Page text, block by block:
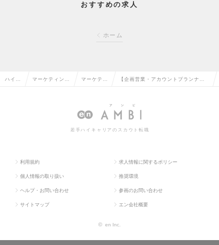
おすすめの求人
ホーム
ハイク マーケティン マーケティ
企画の転職
【企画営業・アカウントプランナ
ングの企画～戦略をお任せ！の求人
若手ハイキャリアのスカウト転職
利用規約 求人情報に関するポリシー
個人情報の取り扱い 推奨環境
ヘルプ・お問い合わせ 参画のお問い合わせ
サイトマップ エン会社概要
© en Inc.